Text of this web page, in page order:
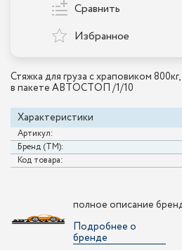
Стяжка для груза с храповиком
в пакете АВТОСТОП /1/10
Характеристики
Артикул:
Бренд (ТМ):
Код товара:
Сравнить
Избранное
полное описание
Подробнее о
бренде